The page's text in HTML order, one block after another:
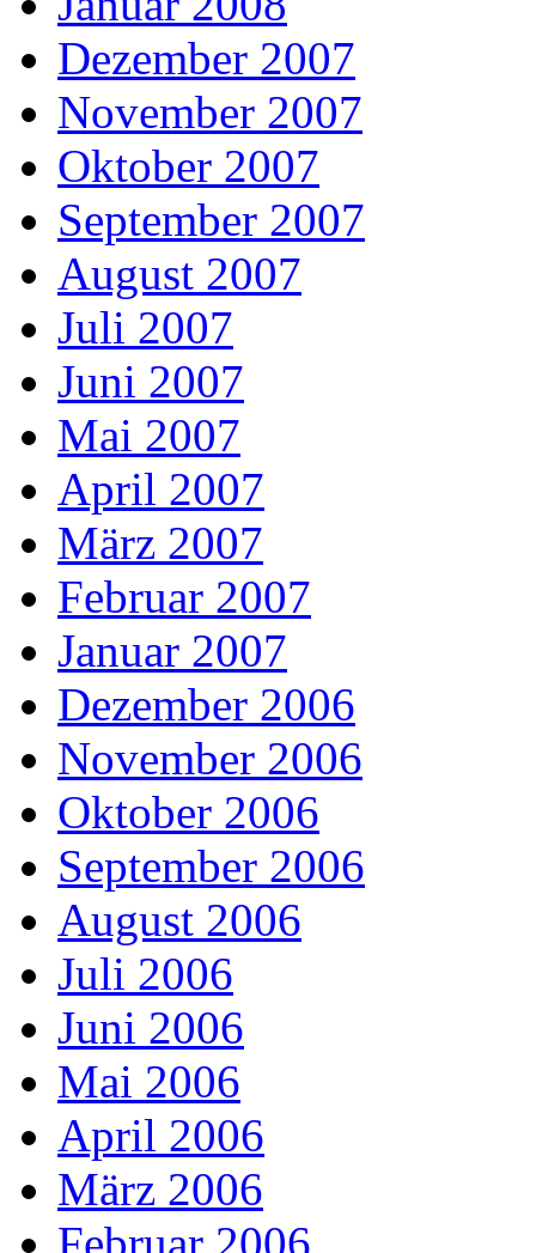
Dezember 2007
November 2007
Oktober 2007
September 2007
August 2007
Juli 2007
Juni 2007
Mai 2007
April 2007
März 2007
Februar 2007
Januar 2007
Dezember 2006
November 2006
Oktober 2006
September 2006
August 2006
Juli 2006
Juni 2006
Mai 2006
April 2006
März 2006